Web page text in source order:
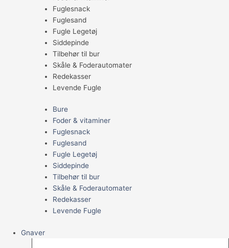
Fuglesnack
Fuglesand
Fugle Legetøj
Siddepinde
Tilbehør til bur
Skåle & Foderautomater
Redekasser
Levende Fugle
Bure
Foder & vitaminer
Fuglesnack
Fuglesand
Fugle Legetøj
Siddepinde
Tilbehør til bur
Skåle & Foderautomater
Redekasser
Levende Fugle
Gnaver